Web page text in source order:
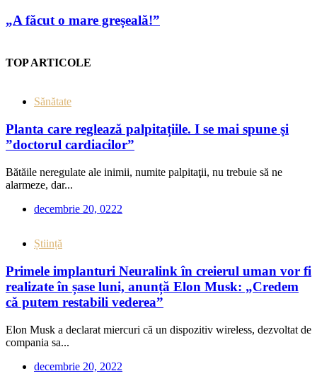
„A făcut o mare greșeală!”
TOP ARTICOLE
Sănătate
Planta care reglează palpitațiile. I se mai spune şi
”doctorul cardiacilor”
Bătăile neregulate ale inimii, numite palpitaţii, nu trebuie să ne
alarmeze, dar...
decembrie 20, 0222
Știință
Primele implanturi Neuralink în creierul uman vor fi
realizate în șase luni, anunță Elon Musk: „Credem
că putem restabili vederea”
Elon Musk a declarat miercuri că un dispozitiv wireless, dezvoltat de
compania sa...
decembrie 20, 2022